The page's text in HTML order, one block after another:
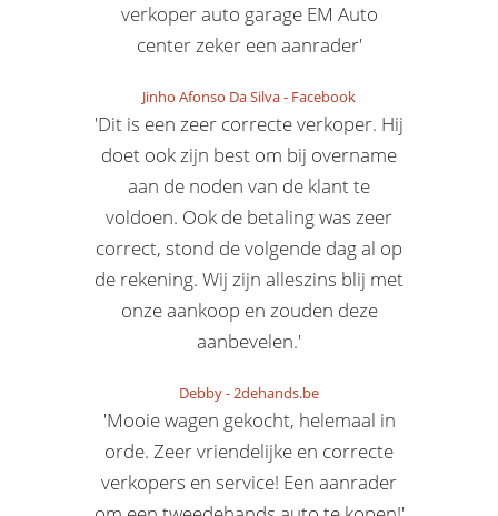
verkoper auto garage EM Auto
center zeker een aanrader'
Jinho Afonso Da Silva- Facebook
'Dit is een zeer correcte verkoper. Hij
doet ook zijn best om bij overname
aan de noden van de klant te
voldoen. Ook de betaling was zeer
correct, stond de volgende dag al op
de rekening. Wij zijn alleszins blij met
onze aankoop en zouden deze
aanbevelen.'
Debby-2dehands.be
'Mooie wagen gekocht, helemaal in
orde. Zeer vriendelijke en correcte
verkopers en service! Een aanrader